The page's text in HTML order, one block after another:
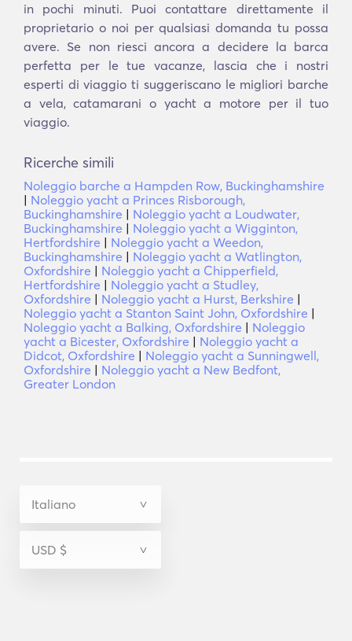
in pochi minuti. Puoi contattare direttamente il
proprietario o noi per qualsiasi domanda tu possa
avere. Se non riesci ancora a decidere la barca
perfetta per le tue vacanze, lascia che i nostri
esperti di viaggio ti suggeriscano le migliori barche
a vela, catamarani o yacht a motore per il tuo
viaggio.
Ricerche simili
Noleggio barche a Hampden Row, Buckinghamshire
| Noleggio yacht a Princes Risborough,
Buckinghamshire | Noleggio yacht a Loudwater,
Buckinghamshire | Noleggio yacht a Wigginton,
Hertfordshire | Noleggio yacht a Weedon,
Buckinghamshire | Noleggio yacht a Watlington,
Oxfordshire | Noleggio yacht a Chipperfield,
Hertfordshire | Noleggio yacht a Studley,
Oxfordshire | Noleggio yacht a Hurst, Berkshire |
Noleggio yacht a Stanton Saint John, Oxfordshire |
Noleggio yacht a Balking, Oxfordshire | Noleggio
yacht a Bicester, Oxfordshire | Noleggio yacht a
Didcot, Oxfordshire | Noleggio yacht a Sunningwell,
Oxfordshire | Noleggio yacht a New Bedfont,
Greater London